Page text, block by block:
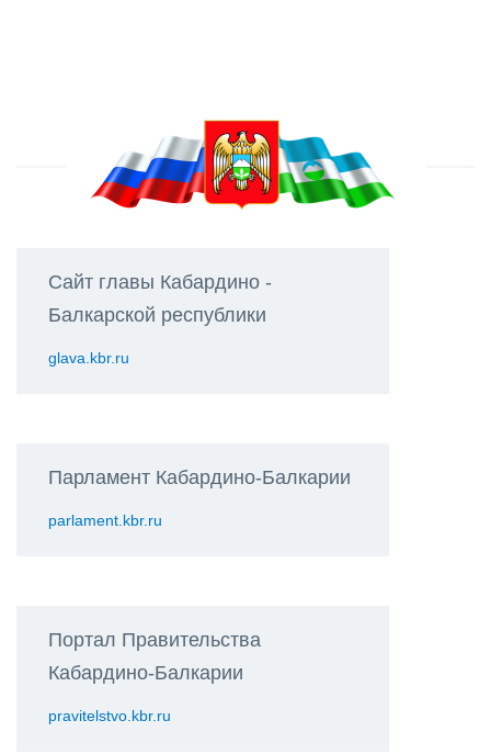
Сайт главы Кабардино -
Балкарской республики
glava.kbr.ru
Парламент Кабардино-Балкарии
parlament.kbr.ru
Портал Правительства
Кабардино-Балкарии
pravitelstvo.kbr.ru